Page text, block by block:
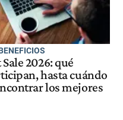
2026: qué
hasta cuándo
los mejores